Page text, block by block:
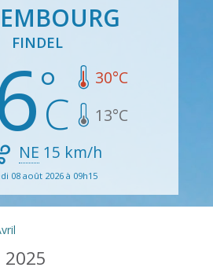
FINDEL
30°C
13°C
NE 15 km/h
08 août 2026 à 09h15